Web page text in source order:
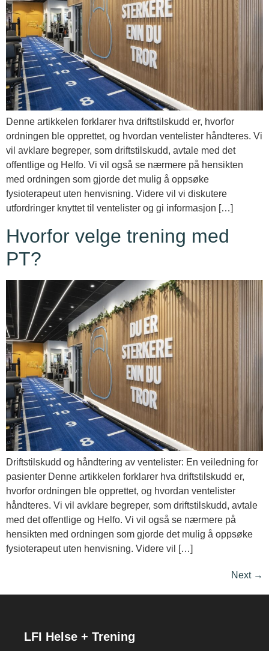
Denne artikkelen forklarer hva driftstilskudd er, hvorfor
ordningen ble opprettet, og hvordan ventelister håndteres. Vi
vil avklare begreper, som driftstilskudd, avtale med det
offentlige og Helfo. Vi vil også se nærmere på hensikten
med ordningen som gjorde det mulig å oppsøke
fysioterapeut uten henvisning. Videre vil vi diskutere
utfordringer knyttet til ventelister og gi informasjon […]
Hvorfor velge trening med
PT?
Driftstilskudd og håndtering av ventelister: En veiledning for
pasienter Denne artikkelen forklarer hva driftstilskudd er,
hvorfor ordningen ble opprettet, og hvordan ventelister
håndteres. Vi vil avklare begreper, som driftstilskudd, avtale
med det offentlige og Helfo. Vi vil også se nærmere på
hensikten med ordningen som gjorde det mulig å oppsøke
fysioterapeut uten henvisning. Videre vil […]
Next →
LFI Helse + Trening